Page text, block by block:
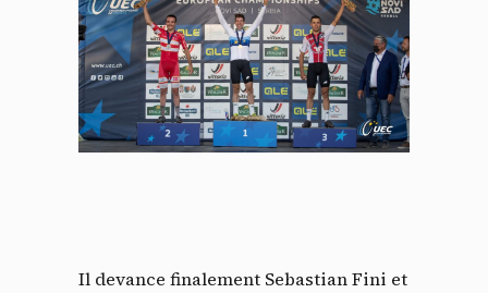
Il devance finalement Sebastian Fini et